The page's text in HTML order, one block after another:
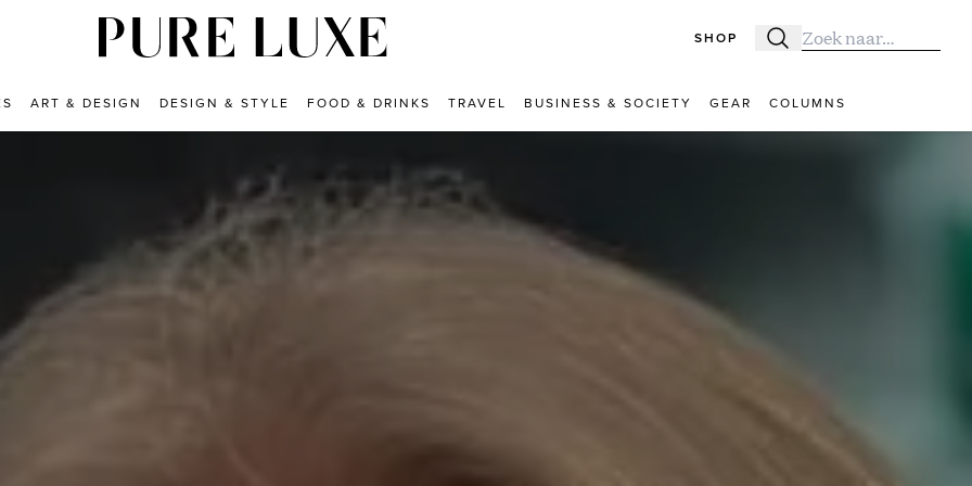
SHOP Zoeken
Zoek naar:
ART & DESIGN DESIGN & STYLE FOOD & DRINKS TRAVEL BUSINESS & SOCIETY GEAR COLUMNS